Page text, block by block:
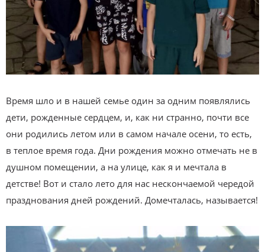
Время шло и в нашей семье один за одним появлялись
дети, рожденные сердцем, и, как ни странно, почти все
они родились летом или в самом начале осени, то есть,
в теплое время года. Дни рождения можно отмечать не в
душном помещении, а на улице, как я и мечтала в
детстве! Вот и стало лето для нас нескончаемой чередой
празднования дней рождений. Домечталась, называется!